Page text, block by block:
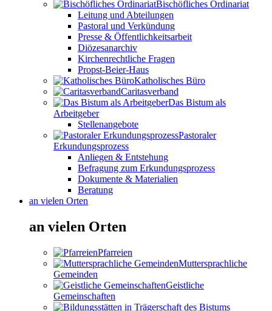
Bischöfliches Ordinariat
Leitung und Abteilungen
Pastoral und Verkündung
Presse & Öffentlichkeitsarbeit
Diözesanarchiv
Kirchenrechtliche Fragen
Propst-Beier-Haus
Katholisches Büro
Caritasverband
Das Bistum als
Arbeitgeber
Stellenangebote
Pastoraler
Erkundungsprozess
Anliegen & Entstehung
Befragung zum Erkundungsprozess
Dokumente & Materialien
Beratung
an vielen Orten
an vielen Orten
Pfarreien
Muttersprachliche
Gemeinden
Geistliche
Gemeinschaften